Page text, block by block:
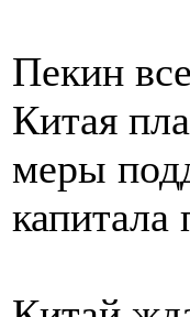
Пекин
Китая
меры